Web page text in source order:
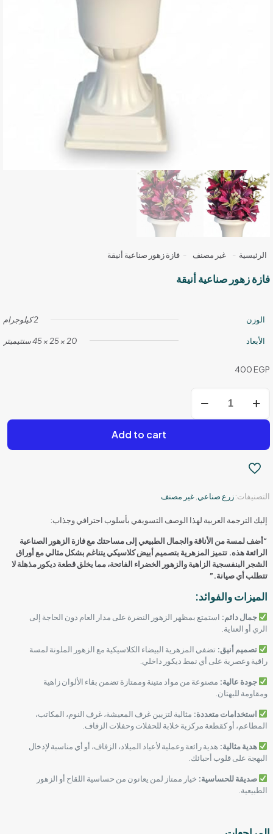
الرئيسية - غير مصنف - فازة زهور صناعية أنيقة
فازة زهور صناعية أنيقة
الوزن 2 كيلوجرام
الأبعاد 20 × 25 × 45 سنتيميتر
400 EGP
فازة
Add to cart
التصنيفات:زرع صناعي غير مصنف
إليك الترجمة العربية لهذا الوصف التسويقي بأسلوب احترافي وجذاب:
“أضف لمسة من الأناقة والجمال الطبيعي إلى مساحتك مع فازة الزهور الصناعية
الرائعة هذه. تتميز المزهرية بتصميم أبيض كلاسيكي يتناغم بشكل مثالي مع أوراق
الشجر البنفسجية الزاهية والزهور الخضراء الفاتحة، مما يخلق قطعة ديكور مذهلة لا
تتطلب أي صيانة.”
الميزات والفوائد:
جمال دائم: استمتع بمظهر الزهور النضرة على مدار العام دون الحاجة إلى
الري أو العناية.
تصميم أنيق: تضفي المزهرية البيضاء الكلاسيكية مع الزهور الملونة لمسة
راقية وعصرية على أي نمط ديكور داخلي.
جودة عالية: مصنوعة من مواد متينة وممتازة تضمن بقاء الألوان زاهية
ومقاومة للبهتان.
استخدامات متعددة: مثالية لتزيين غرف المعيشة، غرف النوم، المكاتب،
المطاعم، أو كقطعة مركزية خلابة للحفلات وحفلات الزفاف.
هدية مثالية: هدية رائعة وعملية لأعياد الميلاد، الزفاف، أو أي مناسبة لإدخال
البهجة على قلوب أحبائك.
صديقة للحساسية: خيار ممتاز لمن يعانون من حساسية اللقاح أو الزهور
الطبيعية.